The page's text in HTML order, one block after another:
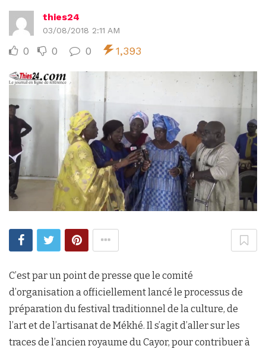
thies24
03/08/2018 2:11 AM
0 0 0 1,393
C’est par un point de presse que le comité
d’organisation a officiellement lancé le processus de
préparation du festival traditionnel de la culture, de
l’art et de l’artisanat de Mékhé. Il s’agit d’aller sur les
traces de l’ancien royaume du Cayor, pour contribuer à